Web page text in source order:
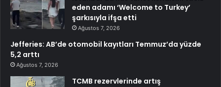
eden adamı ‘Welcome to Turkey’
şarkısıyla ifşa etti
Ağustos 7, 2026
Jefferies: AB’de otomobil kayıtları Temmuz’da yüzde
5,2 arttı
Ağustos 7, 2026
TCMB rezervlerinde artış